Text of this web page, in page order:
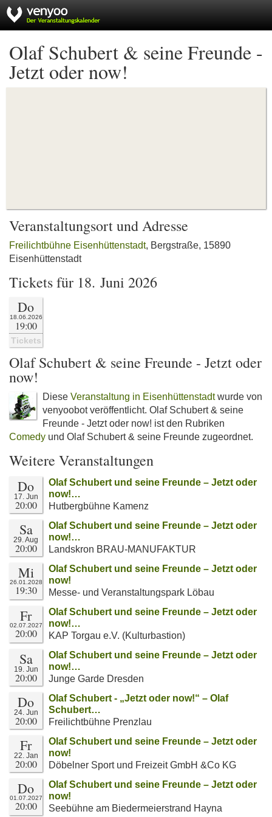
Olaf Schubert & seine Freunde -
Jetzt oder now!
Veranstaltungsort und Adresse
Freilichtbühne Eisenhüttenstadt, Bergstraße, 15890
Eisenhüttenstadt
Tickets für 18. Juni 2026
Do
18.06.2026
19:00
Tickets
Olaf Schubert & seine Freunde - Jetzt oder
now!
Diese Veranstaltung in Eisenhüttenstadtwurde von
venyoobot veröffentlicht. Olaf Schubert & seine
Freunde - Jetzt oder now! ist den Rubriken
Comedy und Olaf Schubert & seine Freunde zugeordnet.
Weitere Veranstaltungen
Do
17. Jun
20:00
Olaf Schubert und seine Freunde – Jetzt oder
now!…
Hutbergbühne Kamenz
Sa
29. Aug
20:00
Olaf Schubert und seine Freunde – Jetzt oder
now!…
Landskron BRAU-MANUFAKTUR
Mi
26.01.2028
19:30
Olaf Schubert und seine Freunde – Jetzt oder
now!
Messe- und Veranstaltungspark Löbau
Fr
02.07.2027
20:00
Olaf Schubert und seine Freunde – Jetzt oder
now!…
KAP Torgau e.V. (Kulturbastion)
Sa
19. Jun
20:00
Olaf Schubert und seine Freunde – Jetzt oder
now!…
Junge Garde Dresden
Do
24. Jun
20:00
Olaf Schubert - „Jetzt oder now!“ – Olaf
Schubert…
Freilichtbühne Prenzlau
Fr
22. Jan
20:00
Olaf Schubert und seine Freunde – Jetzt oder
now!
Döbelner Sport und Freizeit GmbH &Co KG
Do
01.07.2027
20:00
Olaf Schubert und seine Freunde – Jetzt oder
now!
Seebühne am Biedermeierstrand Hayna